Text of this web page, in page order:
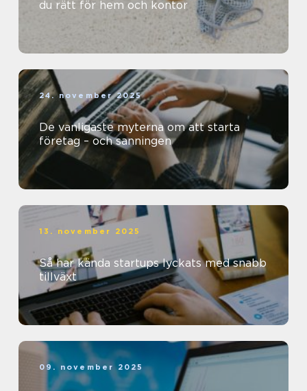
du rätt för hem och kontor
24. november 2025
De vanligaste myterna om att starta
företag – och sanningen
13. november 2025
Så har kända startups lyckats med snabb
tillväxt
09. november 2025